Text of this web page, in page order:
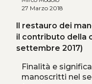
27 Marzo 2018
Il restauro dei
il contributo della
settembre 2017)
Finalità e
manoscritti nel